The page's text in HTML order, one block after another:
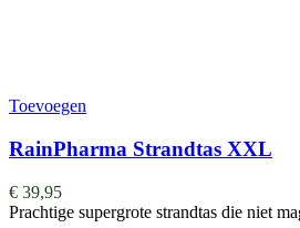
Toevoegen
RainPharma Strandtas XXL
€ 39,95
Prachtige supergrote strandtas die niet